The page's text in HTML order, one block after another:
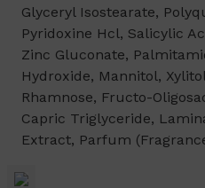
Glyceryl Isostearate,
Pyridoxine Hcl, Salicylic
Zinc Gluconate,
Hydroxide, Mannitol,
Rhamnose, Fructo-
Capric Triglyceride,
Extract, Parfum